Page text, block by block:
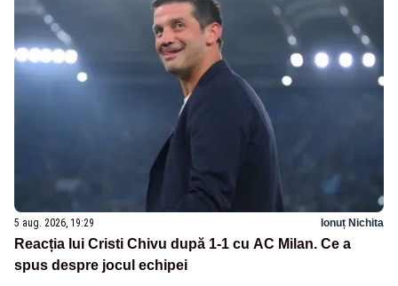
5 aug. 2026, 19:29 Ionuț Nichita
Reacția lui Cristi Chivu după 1-1 cu AC Milan. Ce a
spus despre jocul echipei